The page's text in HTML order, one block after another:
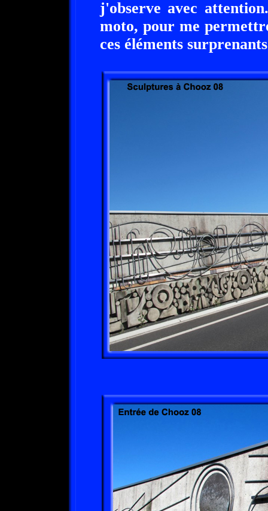
j'observe avec
moto, pour me
ces éléments